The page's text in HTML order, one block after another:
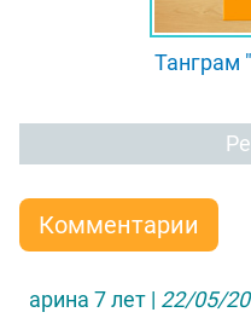
Танграм
Комментарии
арина 7 лет | 22/05/